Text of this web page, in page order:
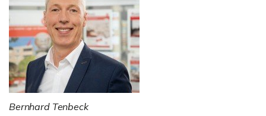
Bernhard Tenbeck